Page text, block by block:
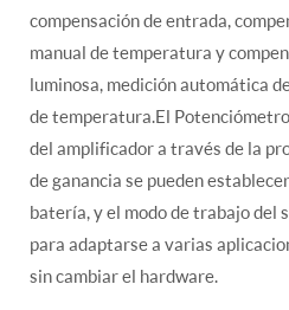
compensación de entrada,
manual de temperatura y
luminosa, medición automática
de temperatura.El
del amplificador a través de la
de ganancia se pueden
batería, y el modo de trabajo del
para adaptarse a varias
sin cambiar el hardware.